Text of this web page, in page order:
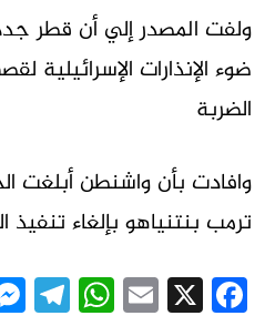
ولفت المصدر إلي أن قطر
ضوء الإنذارات
الضربة
وافادت بأن واشنطن أبلغت
ترمب بنتنياهو بإلغاء
Facebook
X
Email